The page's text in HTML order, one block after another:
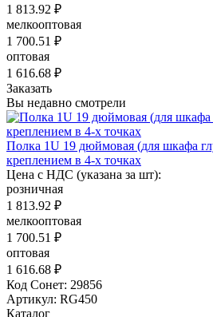
1 813.92 ₽
мелкооптовая
1 700.51 ₽
оптовая
1 616.68 ₽
Заказать
Вы недавно смотрели
Полка 1U 19 дюймовая (для шкафа
креплением в 4-х точках
Цена с НДС (указана за шт):
розничная
1 813.92 ₽
мелкооптовая
1 700.51 ₽
оптовая
1 616.68 ₽
Код Сонет: 29856
Артикул: RG450
Каталог